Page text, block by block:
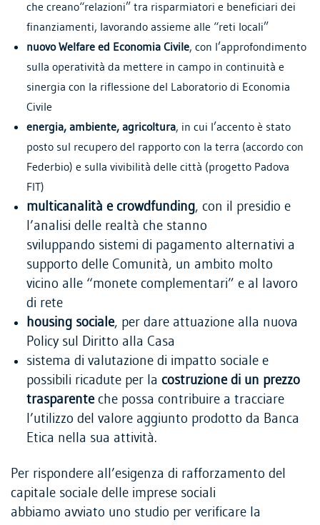
che creano“relazioni” tra risparmiatori e beneficiari dei
finanziamenti, lavorando assieme alle “reti locali”
nuovo Welfare ed Economia Civile, con l’approfondimento
sulla operatività da mettere in campo in continuità e
sinergia con la riflessione del Laboratorio di Economia
Civile
energia, ambiente, agricoltura, in cui l’accento è stato
posto sul recupero del rapporto con la terra (accordo con
Federbio) e sulla vivibilità delle città (progetto Padova
FIT)
multicanalità e crowdfunding, con il presidio e
l’analisi delle realtà che stanno
sviluppando sistemi di pagamento alternativi a
supporto delle Comunità, un ambito molto
vicino alle “monete complementari” e al lavoro
di rete
housing sociale, per dare attuazione alla nuova
Policy sul Diritto alla Casa
sistema di valutazione di impatto sociale e
possibili ricadute per la costruzione di un prezzo
trasparenteche possa contribuire a tracciare
l’utilizzo del valore aggiunto prodotto da Banca
Etica nella sua attività.
Per rispondere all’esigenza di rafforzamento del
capitale sociale delle imprese sociali
abbiamo avviato uno studio per verificare la